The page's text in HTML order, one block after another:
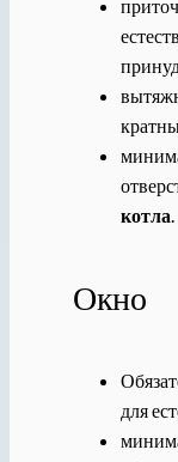
котла.
Окно
для